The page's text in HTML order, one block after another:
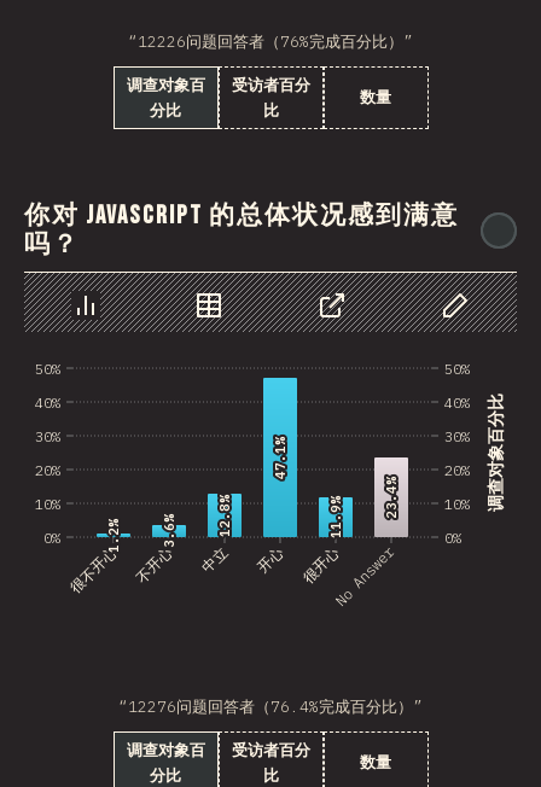
“12226问题回答者（76%完成百分比）”
调查对象百
分比
受访者百分
比
数量
你对 JavaScript 的总体状况感到满意
吗？
图表 数据 分享 自定义数据
0%
10%
20%
30%
40%
50%
调查对象百分比
很不开心 不开心 中立 开心 很开心No Answer
0%
10%
20%
30%
40%
50%
1.2%
1.2% 3.6%
3.6% 12.8%
12.8%
47.1%
47.1%
11.9%
11.9% 23.4%
23.4%
“12276问题回答者（76.4%完成百分比）”
调查对象百
分比
受访者百分
比
数量